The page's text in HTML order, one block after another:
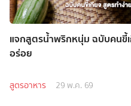
แจกสูตรน้ำพริกหนุ่ม ฉบับคนขี้
อร่อย
สูตรอาหาร 29 พ.ค. 69